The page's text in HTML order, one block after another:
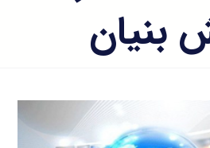
بنیان